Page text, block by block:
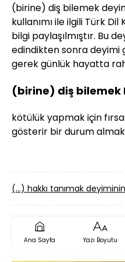
(birine) diş bilemek
kullanımı ile ilgili Türk
bilgi paylaşılmıştır. Bu
edindikten sonra deyimi
gerek günlük hayatta
(birine) diş bilemek
kötülük yapmak için
gösterir bir durum
(...) hakkı tanımak
Ana Sayfa Yazı Boyutu